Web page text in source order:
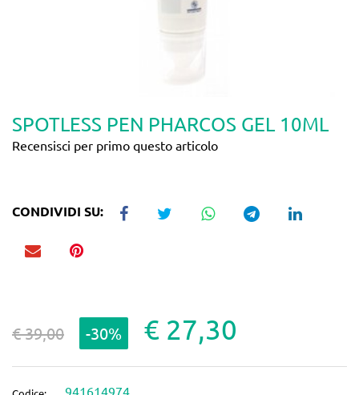
SPOTLESS PEN PHARCOS GEL 10ML
Recensisci per primo questo articolo
CONDIVIDI SU:
€ 39,00 -30% € 27,30
941614974